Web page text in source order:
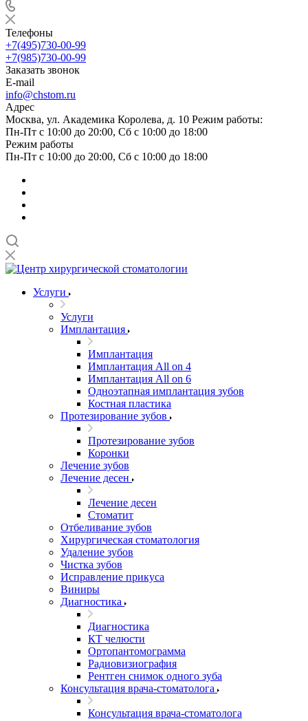
Телефоны
+7(495)730-00-99
+7(985)730-00-99
Заказать звонок
E-mail
info@chstom.ru
Адрес
Москва, ул. Академика Королева, д. 10 Режим работы:
Пн-Пт с 10:00 до 20:00, Сб с 10:00 до 18:00
Режим работы
Пн-Пт с 10:00 до 20:00, Сб с 10:00 до 18:00
Услуги
Услуги
Имплантация
Имплантация
Имплантация All on 4
Имплантация All on 6
Одноэтапная имплантация зубов
Костная пластика
Протезирование зубов
Протезирование зубов
Коронки
Лечение зубов
Лечение десен
Лечение десен
Стоматит
Отбеливание зубов
Хирургическая стоматология
Удаление зубов
Чистка зубов
Исправление прикуса
Виниры
Диагностика
Диагностика
КТ челюсти
Ортопантомограмма
Радиовизиография
Рентген снимок одного зуба
Консультация врача-стоматолога
Консультация врача-стоматолога